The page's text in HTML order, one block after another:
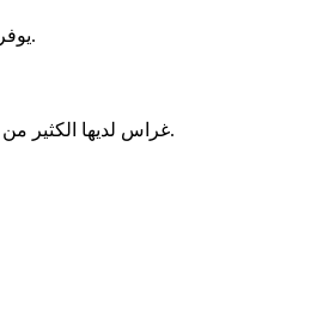
يوفر، بالإضافة إلى فرصة حجز مواعيد لاحتياجاتك.
غراس لديها الكثير منلإجراءاتك. على سبيل المثال، لتجديد تصريح الإقامة. أو للحصول على بطاقة تسجيل. كل هذه الأوراق يمكن إنجازها عبر الإنترنت دون مغادرة منزلك.